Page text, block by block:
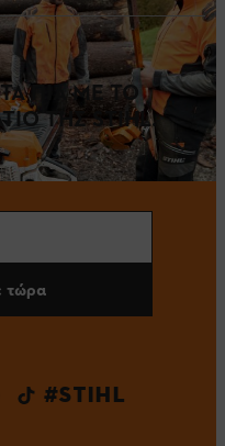
ΠΙΑ ΜΕ ΤΟ
ΤΗΣ STIHL.
τώρα
#STIHL